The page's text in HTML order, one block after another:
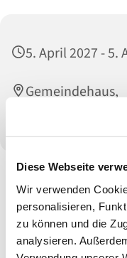
Diese Webseite
Wir verwenden
personalisieren,
zu können und die
analysieren.
5. April 2027 - 5.